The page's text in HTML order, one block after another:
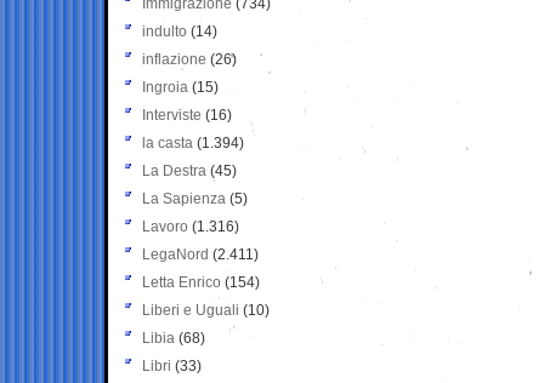
Immigrazione (734)
indulto (14)
inflazione (26)
Ingroia (15)
Interviste (16)
la casta (1.394)
La Destra (45)
La Sapienza (5)
Lavoro (1.316)
LegaNord (2.411)
Letta Enrico (154)
Liberi e Uguali (10)
Libia (68)
Libri (33)